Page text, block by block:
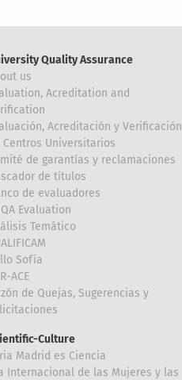
Quality Assurance
us
Acreditation and
Acreditación y Verificación
Centros Universitarios
de garantías y reclamaciones
de títulos
de evaluadores
Evaluation
Temático
Sofía
ACE
de Quejas, Sugerencias y
Culture
Madrid es Ciencia
Internacional de las Mujeres y las